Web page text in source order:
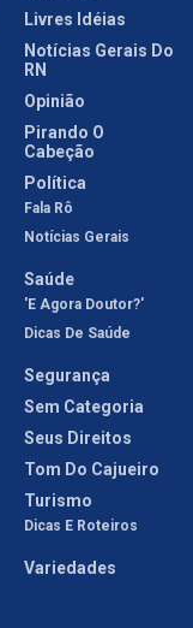
Livres Idéias
Notícias Gerais Do
RN
Opinião
Pirando O
Cabeção
Política
Fala Rô
Notícias Gerais
Saúde
'E Agora Doutor?'
Dicas De Saúde
Segurança
Sem Categoria
Seus Direitos
Tom Do Cajueiro
Turismo
Dicas E Roteiros
Variedades